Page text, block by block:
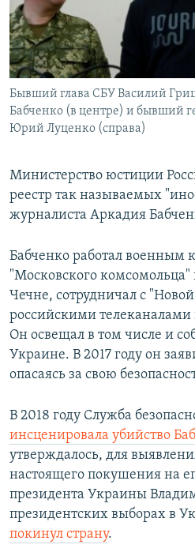
ПОБЕДИТЕЛЕЙ НЕ СУДЯТ?
КРЫМ.НЕПОКОРЕННЫЙ
ELIFBE
УКРАИНСКАЯ ПРОБЛЕМА КРЫМА
ПРИСОЕДИНЯЙТЕСЬ!
Все сайты RFE/RL
Бывший глава СБУ Василий
Бабченко (в центре) и бывший
Юрий Луценко (справа)
Министерство юстиции
реестр так называемых
журналиста Аркадия
Бабченко работал военным
"Московского
Чечне, сотрудничал с "Новой
российскими
Он освещал в том числе и
Украине. В 2017 году он
опасаясь за свою
В 2018 году Служба
инсценировала убийство
утверждалось, для
настоящего покушения на
президента Украины
президентских выборах в
покинул страну.